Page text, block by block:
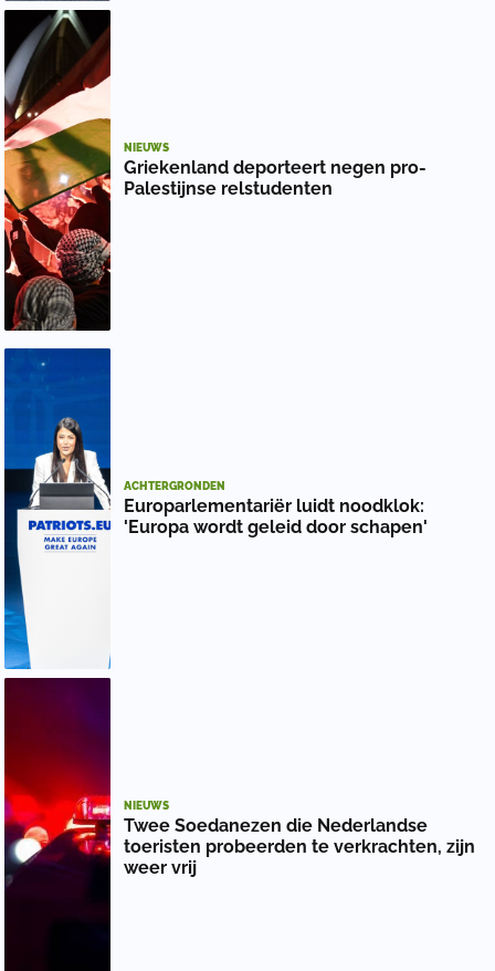
NIEUWS
Griekenland deporteert negen pro-
Palestijnse relstudenten
ACHTERGRONDEN
Europarlementariër luidt noodklok:
'Europa wordt geleid door schapen'
NIEUWS
Twee Soedanezen die Nederlandse
toeristen probeerden te verkrachten, zijn
weer vrij